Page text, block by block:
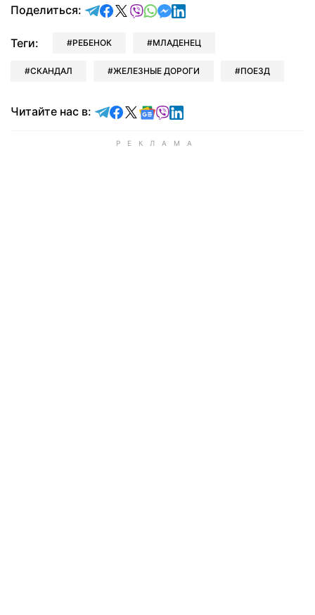
Поделиться: отправить в Telegram
поделиться в Facebook
поделиться в X
отправить в Viber
отправить в Whatsapp
отправить в Messenger
отправить в LinkedIn
Теги: РЕБЕНОК МЛАДЕНЕЦ
СКАНДАЛ ЖЕЛЕЗНЫЕ ДОРОГИ ПОЕЗД
Читайте нас в: Читайте в Telegram
Читайте в Facebook
Читайте в X
Читайте в Google news
Читайте в Viber
Читайте в LinkedIn